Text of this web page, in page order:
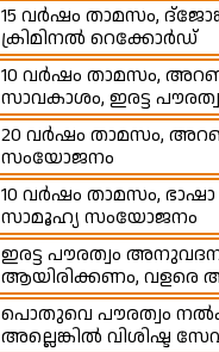
15 വർഷം താമസം,
ക്രിമിനൽ റെക്കോർഡ്
10 വർഷം താമസം,
സാവകാശം, ഇരട്ട
20 വർഷം താമസം,
സംയോജനം
10 വർഷം താമസം,
സാമൂഹ്യ സംയോജനം
ഇരട്ട പൗരത്വം
ആയിരിക്കണം, വളരെ
പൊതുവെ പൗരത്വം
അല്ലെങ്കിൽ വിശിഷ്ട